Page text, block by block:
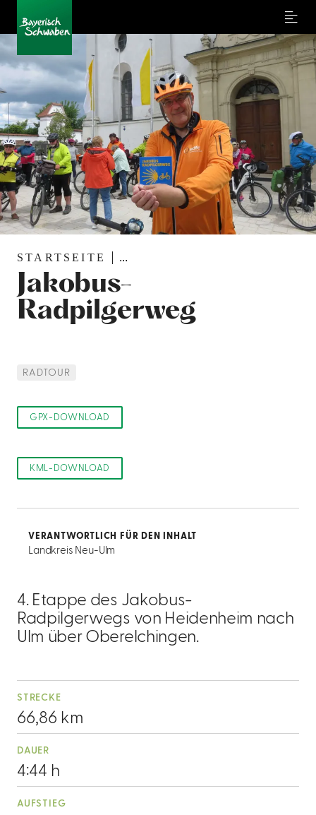
Menu
STARTSEITE ...
Jakobus-
Radpilgerweg
4. Etappe des Jakobus-
Radpilgerwegs von Heidenheim nach
Ulm über Oberelchingen.
STRECKE
66,86 km
DAUER
4:44 h
AUFSTIEG
RADTOUR
GPX-DOWNLOAD
KML-DOWNLOAD
VERANTWORTLICH FÜR DEN INHALT
Landkreis Neu-Ulm